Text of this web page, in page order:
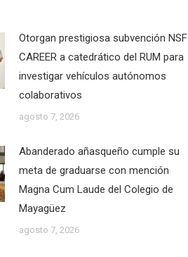
Otorgan prestigiosa subvención NSF
CAREER a catedrático del RUM para
investigar vehículos autónomos
colaborativos
agosto 7, 2026
Abanderado añasqueño cumple su
meta de graduarse con mención
Magna Cum Laude del Colegio de
Mayagüez
agosto 7, 2026